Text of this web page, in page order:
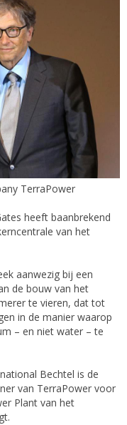
TerraPower
heeft baanbrekend
van het
aanwezig bij een
de bouw van het
te vieren, dat tot
in de manier waarop
– en niet water – te
Bechtel is de
van TerraPower voor
Plant van het